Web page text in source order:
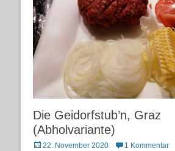
Die Geidorfstub’n, Graz
(Abholvariante)
Posted22. November 2020 1 Kommentar